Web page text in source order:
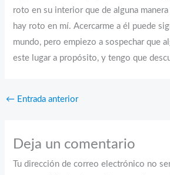
roto en su interior que de alguna
hay roto en mí. Acercarme a él puede
mundo, pero empiezo a sospechar que
este lugar a propósito, y tengo que
← Entrada anterior
Deja un comentario
Tu dirección de correo electrónico no